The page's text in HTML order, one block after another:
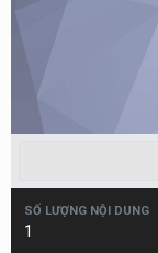
SỐ LƯỢNG NỘI DUNG
1